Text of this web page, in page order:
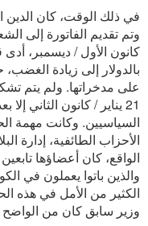
وتم تقديم الفاتورة إلى
كانون الأول / ديسمبر، أدى
بالدولار إلى زيادة
على مدخراتها. ولم يتم
21 يناير / كانون الثاني
السياسيين. وكانت مهمة
الأحزاب الطائفية، إدارة
الواقع، كان أعضاؤها
والذين باتوا يعملون في
الكثير من الأمل في هذه
وزير سابق كان من الواضح